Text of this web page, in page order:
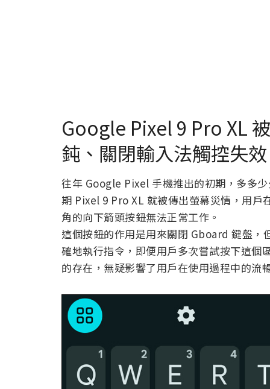
Google Pixel 9 Pro XL
鈍、關閉輸入法觸控失效
往年 Google Pixel 手機推出的初期，多多
期 Pixel 9 Pro XL 就被傳出螢幕災情，用戶
角的向下箭頭按鈕無法正常工作。
這個按鈕的作用是用來關閉 Gboard 鍵盤，
確地執行指令，即便用戶多次嘗試按下這個
的存在，無疑影響了用戶在使用過程中的流